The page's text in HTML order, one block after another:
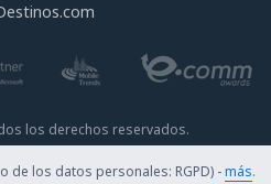
los derechos reservados.
de los datos personales: RGPD) -más.